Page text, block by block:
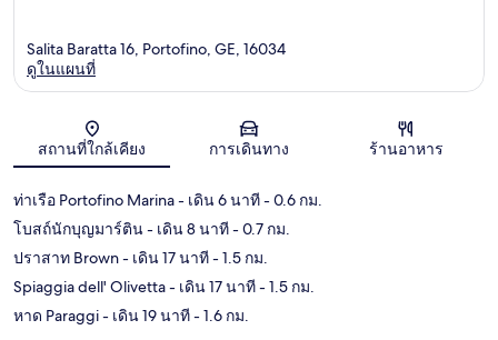
แผนที่
Salita Baratta 16, Portofino, GE, 16034
ดูในแผนที่
สถานที่ใกล้เคียง การเดินทาง ร้านอาหาร
ท่าเรือ Portofino Marina- เดิน 6 นาที- 0.6 กม.
โบสถ์นักบุญมาร์ติน- เดิน 8 นาที- 0.7 กม.
ปราสาท Brown- เดิน 17 นาที- 1.5 กม.
Spiaggia dell' Olivetta- เดิน 17 นาที- 1.5 กม.
หาด Paraggi- เดิน 19 นาที- 1.6 กม.